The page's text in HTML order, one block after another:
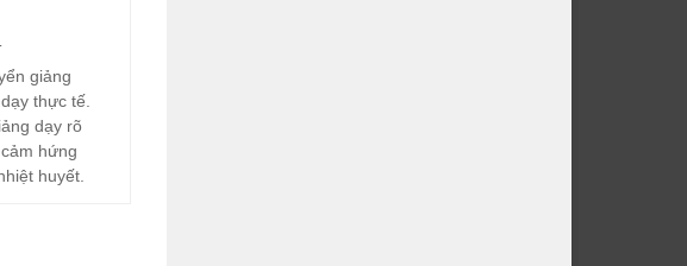
giảng
thực tế.
dạy rõ
hứng
huyết.